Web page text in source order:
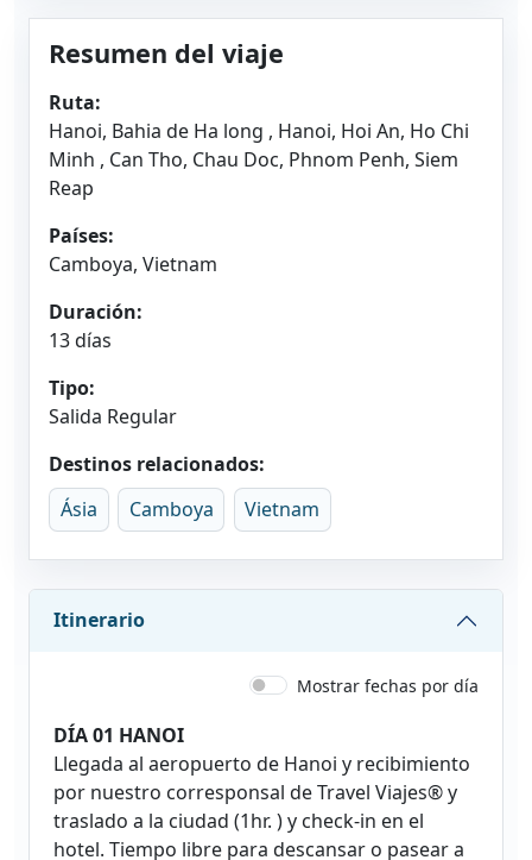
Resumen del viaje
Ruta:
Hanoi, Bahia de Ha long , Hanoi, Hoi An, Ho Chi
Minh , Can Tho, Chau Doc, Phnom Penh, Siem
Reap
Países:
Camboya, Vietnam
Duración:
13 días
Tipo:
Salida Regular
Destinos relacionados:
Ásia
Camboya Vietnam
Itinerario
Mostrar fechas por día
DÍA 01 HANOI
Llegada al aeropuerto de Hanoi y recibimiento
por nuestro corresponsal de Travel Viajes® y
traslado a la ciudad (1hr. ) y check-in en el
hotel. Tiempo libre para descansar o pasear a